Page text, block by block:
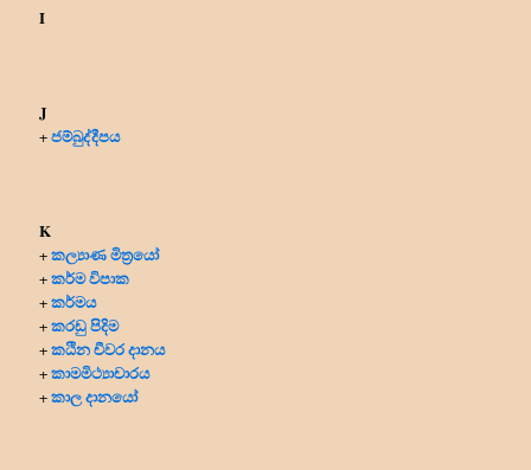
I
J
+ජම්බුද්දීපය
K
+කල්‍යාණ මිත්‍රයෝ
+කර්ම විපාක
+කර්මය
+කරඩු පිදිම
+කඨින චීවර දානය
+කාමමිථ්‍යාචාරය
+කාල දානයෝ